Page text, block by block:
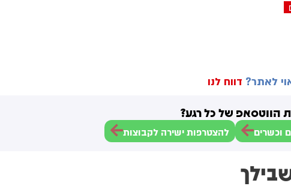
לאתר? דווח לנו
הווטסאפ של כל רגע?
וכשרים להצטרפות ישירה לקבוצות